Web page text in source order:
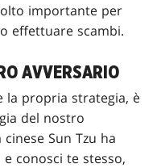
importante per
effettuare scambi.
AVVERSARIO
la propria strategia, è
del nostro
Sun Tzu ha
conosci te stesso,